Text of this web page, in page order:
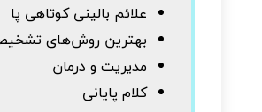
علائم بالینی کوتاهی پا
بهترین روش‌های
مدیریت و درمان
کلام پایانی